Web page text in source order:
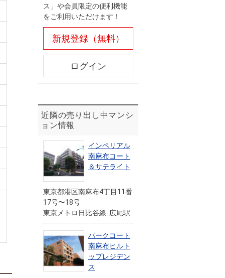
ス」や会員限定の便利機能
をご利用いただけます！
新規登録（無料）
ログイン
近隣の売り出し中マンシ
ョン情報
インペリアル
南麻布コート
＆サテライト
東京都港区南麻布4丁目11番
17号〜18号
東京メトロ日比谷線 広尾駅
パークコート
南麻布ヒルト
ップレジデン
ス